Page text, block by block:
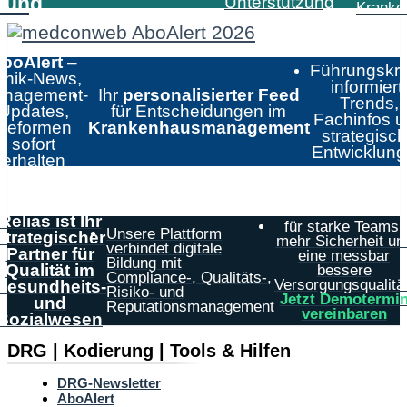
–
News,
sofort
erhalten
Ihr personalisierter Feed
für Entscheidungen im
Krankenhausmanagement
informiert:
Trends,
Fachinfos
ist Ihr
Partner für
Qualität im
und
Unsere Plattform
verbindet digitale
Bildung mit
Compliance-, Qualitäts-,
Risiko- und
Reputationsmanagement
für starke Teams,
mehr Sicherheit
eine messbar
bessere
Jetzt
vereinbaren
DRG | Kodierung | Tools & Hilfen
DRG-Newsletter
AboAlert